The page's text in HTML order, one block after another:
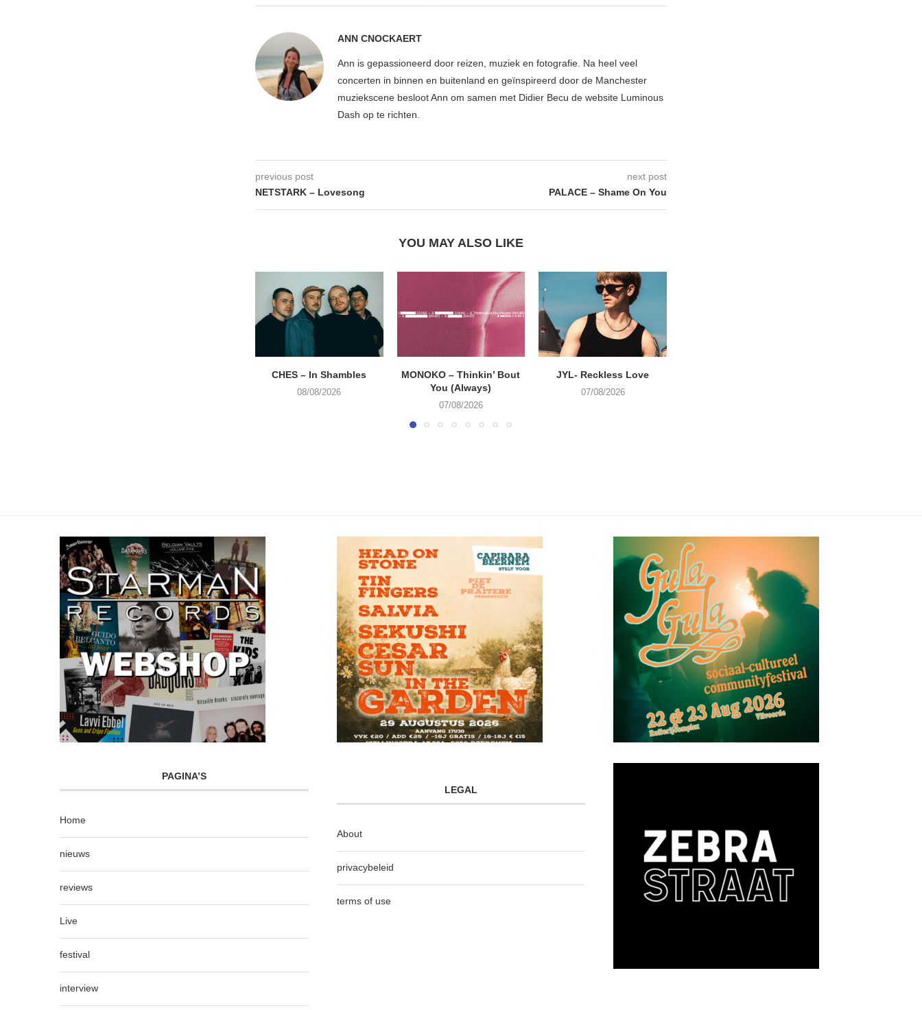
ANN CNOCKAERT
Ann is gepassioneerd door reizen, muziek en fotografie. Na heel veel
concerten in binnen en buitenland en geïnspireerd door de Manchester
muziekscene besloot Ann om samen met Didier Becu de website Luminous
Dash op te richten.
previous post
NETSTARK – Lovesong
next post
PALACE – Shame On You
YOU MAY ALSO LIKE
CHES – In Shambles
08/08/2026
MONOKO – Thinkin’ Bout
You (Always)
07/08/2026
JYL- Reckless Love
07/08/2026
PAGINA’S
Home
nieuws
reviews
Live
festival
interview
LEGAL
About
privacybeleid
terms of use